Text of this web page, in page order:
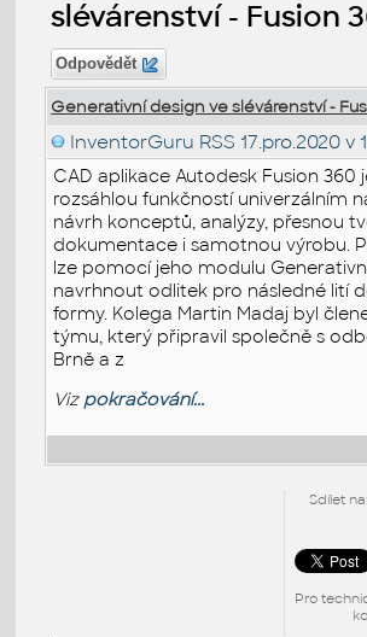
slévárenství - Fusion
Odpovědět
Generativní design ve slévárenství -
InventorGuru RSS 17.pro.2020 v
CAD aplikace Autodesk Fusion 360
rozsáhlou funkčností univerzálním
návrh konceptů, analýzy, přesnou
dokumentace i samotnou výrobu.
lze pomocí jeho modulu
navrhnout odlitek pro následné lití
formy. Kolega Martin Madaj byl
týmu, který připravil společně s
Brně a z
Viz pokračování...
Sdílet
Pro